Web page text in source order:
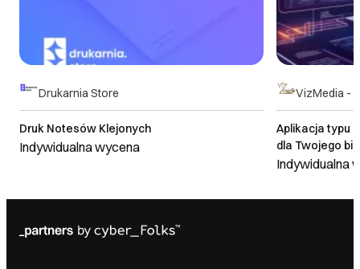
Drukarnia Store
Druk Notesów Klejonych
Indywidualna wycena
VizMedia -
Aplikacja typu
dla Twojego
Indywidualna